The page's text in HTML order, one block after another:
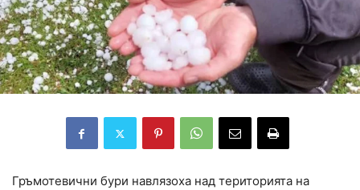
Гръмотевични бури навлязоха над територията на